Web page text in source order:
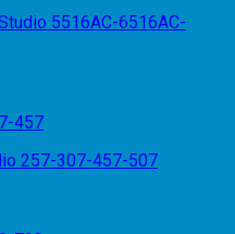
5516AC-6516AC-
257-307-457-507